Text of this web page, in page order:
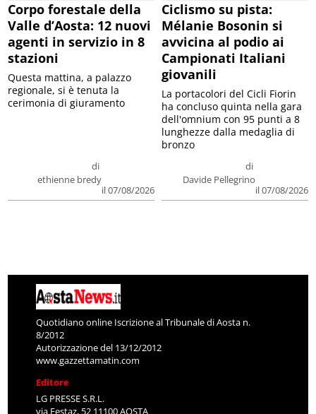
Corpo forestale della
Valle d’Aosta: 12 nuovi
agenti in servizio in 8
stazioni
di
ethienne bredy
il 07/08/2026
Questa mattina, a palazzo
regionale, si è tenuta la
cerimonia di giuramento
Ciclismo su pista:
Mélanie Bosonin si
avvicina al podio ai
Campionati Italiani
giovanili
di
Davide Pellegrino
il 07/08/2026
La portacolori del Cicli Fiorin
ha concluso quinta nella gara
dell'omnium con 95 punti a 8
lunghezze dalla medaglia di
bronzo
Quotidiano online Iscrizione al Tribunale di Aosta n.
8/2012
Autorizzazione del 13/12/2012
www.gazzettamatin.com
Editore
LG PRESSE S.R.L.